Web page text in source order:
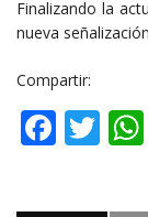
Finalizando la
nueva
Compartir: